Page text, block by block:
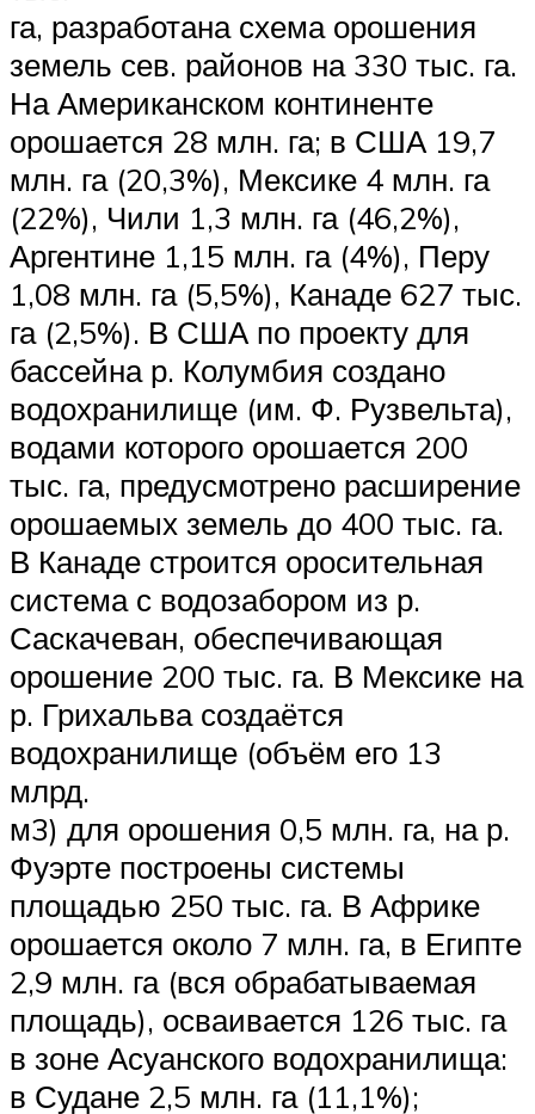
га, разработана схема орошения
земель сев. районов на 330 тыс. га.
На Американском континенте
орошается 28 млн. га; в США 19,7
млн. га (20,3%), Мексике 4 млн. га
(22%), Чили 1,3 млн. га (46,2%),
Аргентине 1,15 млн. га (4%), Перу
1,08 млн. га (5,5%), Канаде 627 тыс.
га (2,5%). В США по проекту для
бассейна р. Колумбия создано
водохранилище (им. Ф. Рузвельта),
водами которого орошается 200
тыс. га, предусмотрено расширение
орошаемых земель до 400 тыс. га.
В Канаде строится оросительная
система с водозабором из р.
Саскачеван, обеспечивающая
орошение 200 тыс. га. В Мексике на
р. Грихальва создаётся
водохранилище (объём его 13
млрд.
м3) для орошения 0,5 млн. га, на р.
Фуэрте построены системы
площадью 250 тыс. га. В Африке
орошается около 7 млн. га, в Египте
2,9 млн. га (вся обрабатываемая
площадь), осваивается 126 тыс. га
в зоне Асуанского водохранилища:
в Судане 2,5 млн. га (11,1%);